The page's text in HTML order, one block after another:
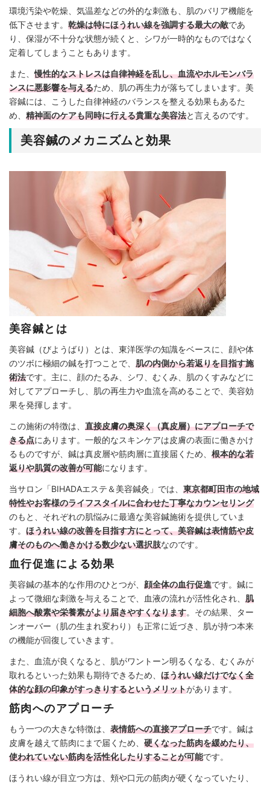
環境汚染や乾燥、気温差などの外的な刺激も、肌のバリア機能を
低下させます。 乾燥は特にほうれい線を強調する最大の敵であ
り、保湿が不十分な状態が続くと、シワが一時的なものではなく
定着してしまうこともあります。
また、慢性的なストレスは自律神経を乱し、血流やホルモンバラ
ンスに悪影響を与えるため、肌の再生力が落ちてしまいます。美
容鍼には、こうした自律神経のバランスを整える効果もあるた
め、 精神面のケアも同時に行える貴重な美容法と言えるのです。
美容鍼のメカニズムと効果
美容鍼とは
美容鍼（びようばり）とは、東洋医学の知識をベースに、顔や体
のツボに極細の鍼を打つことで、 肌の内側から若返りを目指す施
術法です。主に、顔のたるみ、シワ、むくみ、肌のくすみなどに
対してアプローチし、肌の再生力や血流を高めることで、美容効
果を発揮します。
この施術の特徴は、 直接皮膚の奥深く（真皮層）にアプローチで
きる点にあります。一般的なスキンケアは皮膚の表面に働きかけ
るものですが、鍼は真皮層や筋肉層に直接届くため、 根本的な若
返りや肌質の改善が可能になります。
当サロン「BIHADAエステ＆美容鍼灸」では、 東京都町田市の地域
特性やお客様のライフスタイルに合わせた丁寧なカウンセリング
のもと、それぞれの肌悩みに最適な美容鍼施術を提供していま
す。 ほうれい線の改善を目指す方にとって、美容鍼は表情筋や皮
膚そのものへ働きかける数少ない選択肢なのです。
血行促進による効果
美容鍼の基本的な作用のひとつが、 顔全体の血行促進です。鍼に
よって微細な刺激を与えることで、血液の流れが活性化され、 肌
細胞へ酸素や栄養素がより届きやすくなります。その結果、ター
ンオーバー（肌の生まれ変わり）も正常に近づき、肌が持つ本来
の機能が回復していきます。
また、血流が良くなると、肌がワントーン明るくなる、むくみが
取れるといった効果も期待できるため、 ほうれい線だけでなく全
体的な顔の印象がすっきりするというメリットがあります。
筋肉へのアプローチ
もう一つの大きな特徴は、 表情筋への直接アプローチです。鍼は
皮膚を越えて筋肉にまで届くため、 硬くなった筋肉を緩めたり、
使われていない筋肉を活性化したりすることが可能です。
ほうれい線が目立つ方は、頬や口元の筋肉が硬くなっていたり、